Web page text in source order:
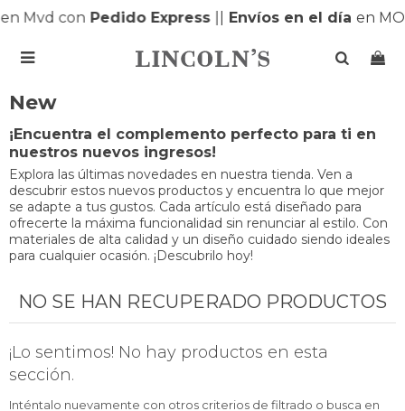
Mvd conPedido Express Envíos en el día en

New
¡Encuentra el complemento perfecto para ti en
nuestros nuevos ingresos!
Explora las últimas novedades en nuestra tienda. Ven a
descubrir estos nuevos productos y encuentra lo que mejor
se adapte a tus gustos. Cada artículo está diseñado para
ofrecerte la máxima funcionalidad sin renunciar al estilo. Con
materiales de alta calidad y un diseño cuidado siendo ideales
para cualquier ocasión. ¡Descubrilo hoy!
NO SE HAN RECUPERADO PRODUCTOS
¡Lo sentimos! No hay productos en esta
sección.
Inténtalo nuevamente con otros criterios de filtrado o busca en